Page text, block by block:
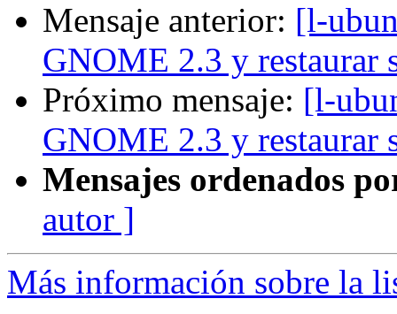
Mensaje anterior: [l-
GNOME 2.3 y restaurar
Próximo mensaje: [l-
GNOME 2.3 y restaurar
Mensajes ordenados
autor ]
Más información sobre la